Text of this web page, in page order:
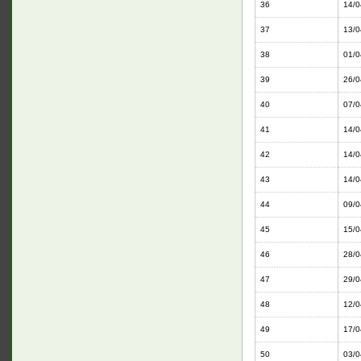
36 14/
37 13/
38 01/
39 26/
40 07/
41 14/
42 14/
43 14/
44 09/
45 15/
46 28/
47 29/
48 12/
49 17/
50 03/